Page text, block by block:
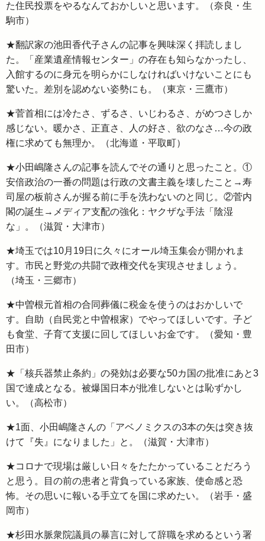
た住民投票をやるなんておかしいと思います。（奈良・生
駒市）
★翻訳家の池田香代子さんの記事を興味深く拝読しまし
た。「産業遺産情報センター」の存在も知らなかったし、
入館するのに身元を明らかにしなければいけないことにも
驚いた。差別を認めない姿勢にも。（東京・三鷹市）
★菅首相には冷たさ、ずるさ、いじわるさ、がめつさしか
感じない。暖かさ、正直さ、人の好さ、欲のなさ…今の政
権に求めても無理か。（北海道・平取町）
★小田嶋隆さんの記事を読んでその通りと思ったこと。①
安倍政治の一番の問題は行政の文書主義を壊したこと→寿
司屋の板前さんが握る前に手を洗わないのと同じ。②菅内
閣の誕生→メディア支配の強化：ヤクザな手法「陰湿
な」。（滋賀・大津市）
★埼玉では10月19日に久々にオール埼玉集会が開かれま
す。市民と野党の共闘で政権交代を実現させましょう。
（埼玉・三郷市）
★中曽根元首相の合同葬儀に税金を使うのはおかしいで
す。自助（自民党と中曽根家）でやってほしいです。子ど
も食堂、子育て支援に回してほしいお金です。（愛知・豊
田市）
★「核兵器禁止条約」の発効は必要な50カ国の批准にあと3
国で達成となる。被爆国日本が批准しないとは恥ずかし
い。（高松市）
★1面、小田嶋隆さんの「アベノミクスの3本の矢は突き抜
けて『失』になりました」と。（滋賀・大津市）
★コロナで現場は厳しい日々をたたかっていることだろう
と思う。目の前の患者と背負っている家族、使命感と恐
怖。その思いに報いる手立てを国に求めたい。（岩手・盛
岡市）
★杉田水脈衆院議員の暴言に対して辞職を求めるという署